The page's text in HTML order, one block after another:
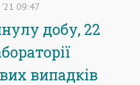
'21 09:47
добу, 22
випадків